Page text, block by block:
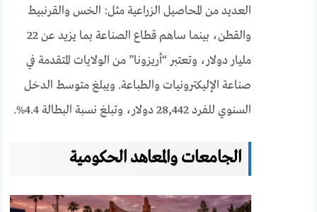
العديد من المحاصيل الزراعية مثل: الخس والقرنبيط
والقطن، بينما ساهم قطاع الصناعة بما يزيد عن 22
مليار دولار، وتعتبر “أريزونا” من الولايات المتقدمة في
صناعة الإليكترونيات والطباعة. ويبلغ متوسط الدخل
السنوي للفرد 28,442 دولار، وتبلغ نسبة البطالة 4.4%.
الجامعات والمعاهد الحكومية